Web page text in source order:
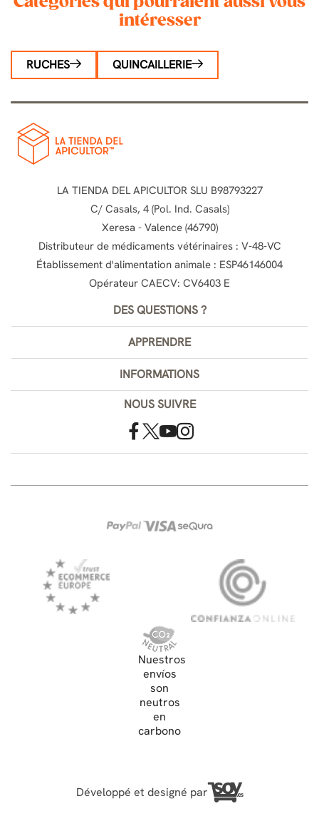
intéresser
RUCHES QUINCAILLERIE
LA TIENDA DEL APICULTOR SLU B98793227
C/ Casals, 4 (Pol. Ind. Casals)
Xeresa - Valence (46790)
Distributeur de médicaments vétérinaires : V-48-VC
Établissement d'alimentation animale : ESP46146004
Opérateur CAECV: CV6403 E
DES QUESTIONS ?
APPRENDRE
INFORMATIONS
NOUS SUIVRE
Nuestros
envíos
son
neutros
en
carbono
Développé et designé par